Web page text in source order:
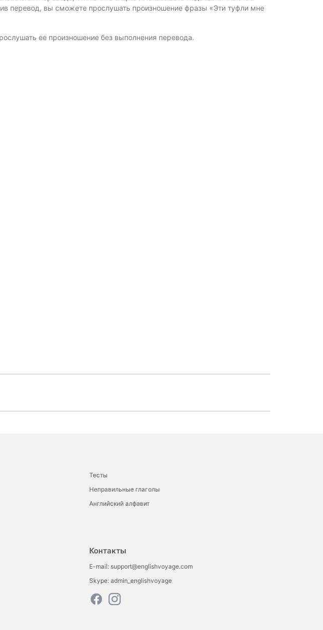
перевод, вы сможете прослушать произношение фразы «Эти туфли мне
ее произношение без выполнения перевода.
Тесты
Неправильные глаголы
Английский алфавит
Контакты
E-mail: support@englishvoyage.com
Skype: admin_englishvoyage